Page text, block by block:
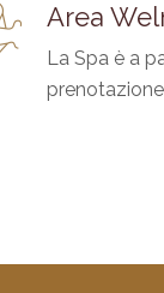
Area
La Spa è a
prenotazione